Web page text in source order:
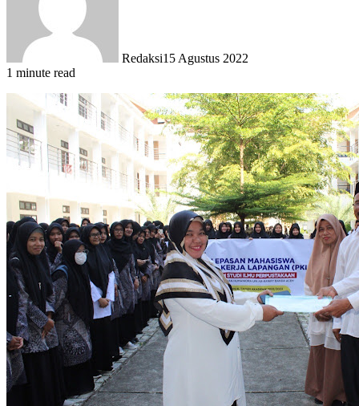
Redaksi15 Agustus 2022
1 minute read